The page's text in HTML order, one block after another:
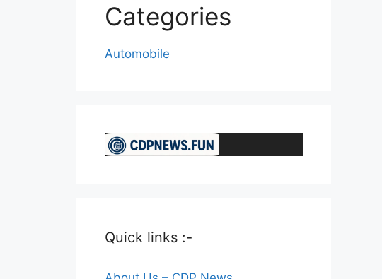
Categories
Automobile
Quick links :-